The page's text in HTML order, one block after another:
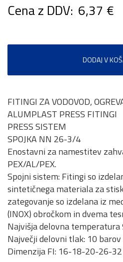
Cena z DDV: 6,37 €
DODAJ V
FITINGI ZA VODOVOD,
ALUMPLAST PRESS FITINGI
PRESS SISTEM
SPOJKA NN 26-3/4
Enostavni za namestitev
PEX/AL/PEX.
Spojni sistem: Fitingi so
sintetičnega materiala za
zategovanje so izdelana iz
(INOX) obročkom in dvema
Najvišja delovna temperatura
Največji delovni tlak: 10 barov
Dimenzija FI: 16-18-20-26-